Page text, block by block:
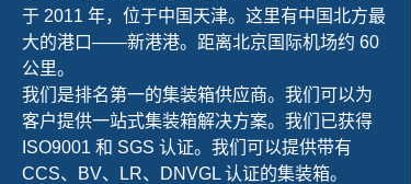
于 2011 年，位于中国天津。这里有中国北方最
大的港口——新港港。距离北京国际机场约 60
公里。
我们是排名第一的集装箱供应商。我们可以为
客户提供一站式集装箱解决方案。我们已获得
ISO9001 和 SGS 认证。我们可以提供带有
CCS、BV、LR、DNVGL 认证的集装箱。